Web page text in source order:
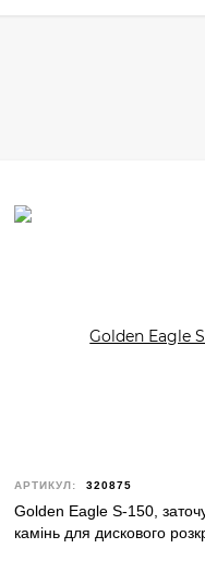
АРТИКУЛ: 320875
Golden Eagle S-150,
камінь для дискового